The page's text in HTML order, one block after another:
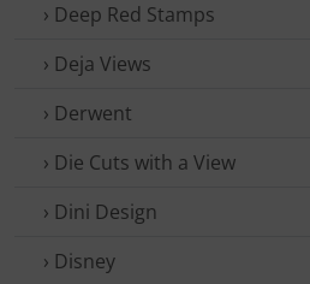
› Deep Red Stamps
› Deja Views
› Derwent
› Die Cuts with a View
› Dini Design
› Disney